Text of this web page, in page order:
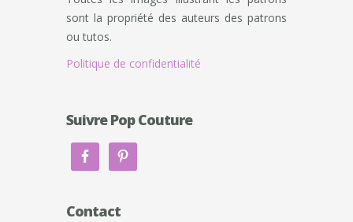
sont la propriété des auteurs des patrons
ou tutos.
Politique de confidentialité
Suivre Pop Couture
Contact